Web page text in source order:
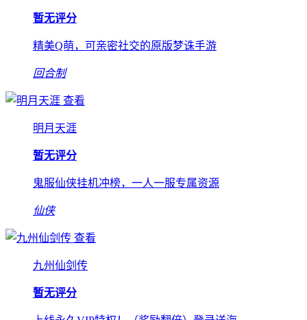
暂无评分
精美Q萌，可亲密社交的原版梦诛手游
回合制
查看
明月天涯
暂无评分
鬼服仙侠挂机冲榜，一人一服专属资源
仙侠
查看
九州仙剑传
暂无评分